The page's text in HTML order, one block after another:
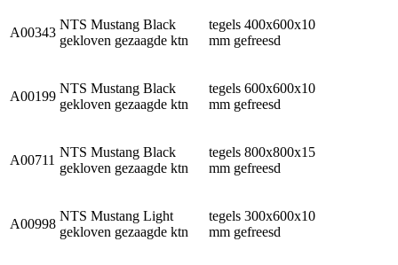
A00343
NTS Mustang Black
gekloven gezaagde ktn
tegels 400x600x10
mm gefreesd
A00199
NTS Mustang Black
gekloven gezaagde ktn
tegels 600x600x10
mm gefreesd
A00711
NTS Mustang Black
gekloven gezaagde ktn
tegels 800x800x15
mm gefreesd
A00998
NTS Mustang Light
gekloven gezaagde ktn
tegels 300x600x10
mm gefreesd